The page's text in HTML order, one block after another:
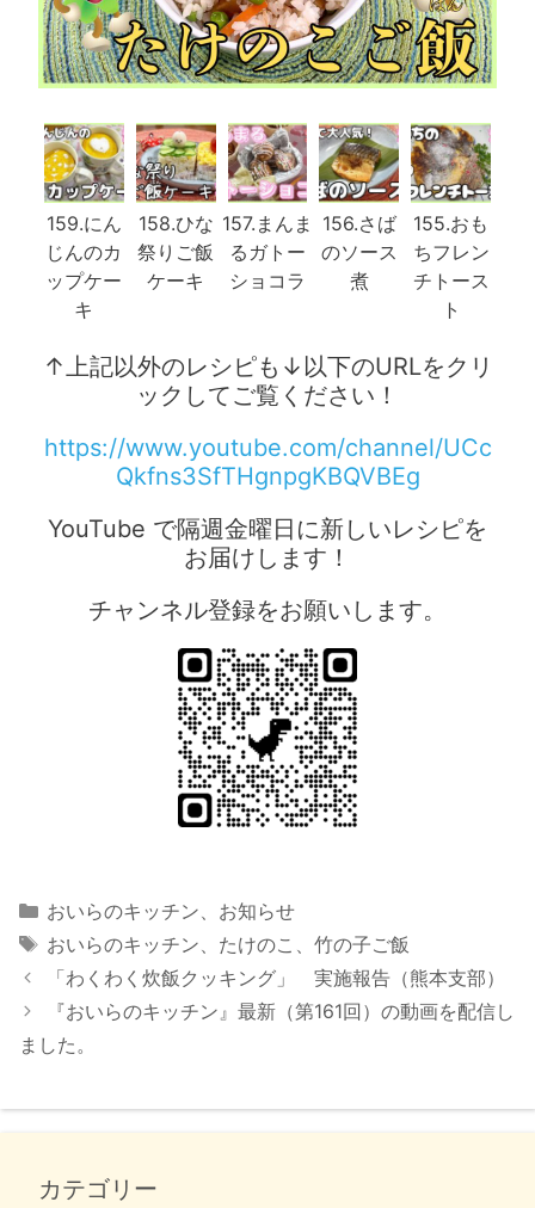
159.にん
じんのカ
ップケー
キ
158.ひな
祭りご飯
ケーキ
157.まんま
るガトー
ショコラ
156.さば
のソース
煮
155.おも
ちフレン
チトース
ト
↑上記以外のレシピも↓以下のURLをクリ
ックしてご覧ください！
https://www.youtube.com/channel/UCc
Qkfns3SfTHgnpgKBQVBEg
YouTube で隔週金曜日に新しいレシピを
お届けします！
チャンネル登録をお願いします。
カ
テ
ゴ
おいらのキッチン
お知らせ
タ
グ
おいらのキッチン たけのこ
竹の子ご飯
「わくわく炊飯クッキング」 実施報告（熊本支部）
『おいらのキッチン』最新（第161回）の動画を配信し
ました。
カテゴリー